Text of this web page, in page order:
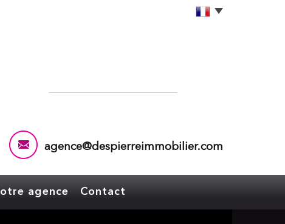
agence@despierreimmobilier.com
Notre agence Contact